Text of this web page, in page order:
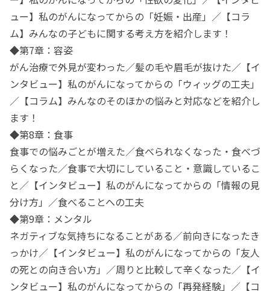
ュー】私のがんになってからの「妊娠・出産」／【コラ
ム】みんなの子どもに関する考え方を紹介します！
◆第7章：容姿
がん治療で外見が変わった／髪の毛や眉毛が抜けた／【イ
ンタビュー】私のがんになってからの「ウィッグの工夫」
／【コラム】みんなのそのほかの悩みと対応などを紹介し
ます！
◆第8章：食事
食事での悩みごとが増えた／食べられなくなった・食べづ
らくなった／食事で大切にしていること・意識しているこ
と／【インタビュー】私のがんになってからの「情報の見
分け方」／食べることへの工夫
◆第9章：メンタル
ネガティブな気持ちになることがある／前向きになったき
っかけ／【インタビュー】私のがんになってからの「友人
の死との向き合い方」／周りと比較して辛くなった／【イ
ンタビュー】私のがんになってからの「再発経験」／【コ